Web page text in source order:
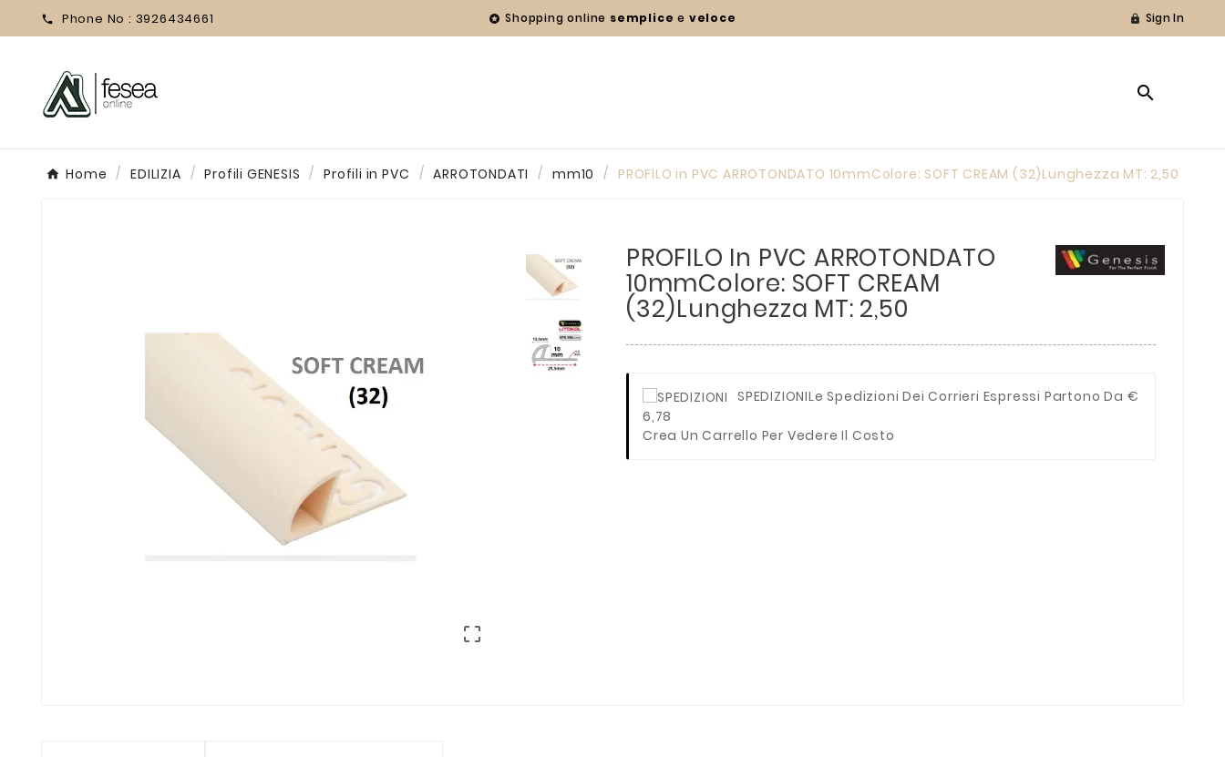
 Phone No : 3926434661  Shopping online semplice e veloce  Sign In

Home EDILIZIA Profili GENESIS Profili in PVC ARROTONDATI mm10 PROFILO in PVC ARROTONDATO 10mmColore: SOFT CREAM (32)Lunghezza MT: 2,50

PROFILO In PVC ARROTONDATO
10mmColore: SOFT CREAM
(32)Lunghezza MT: 2,50
SPEDIZIONILe Spedizioni Dei Corrieri Espressi Partono Da €
6,78
Crea Un Carrello Per Vedere Il Costo